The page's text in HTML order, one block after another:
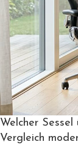
Welcher
Vergleich